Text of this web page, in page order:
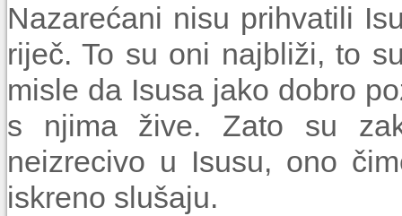
Nazarećani nisu prihvatili
riječ. To su oni najbliži, to
misle da Isusa jako dobro
s njima žive. Zato su
neizrecivo u Isusu, ono
iskreno slušaju.